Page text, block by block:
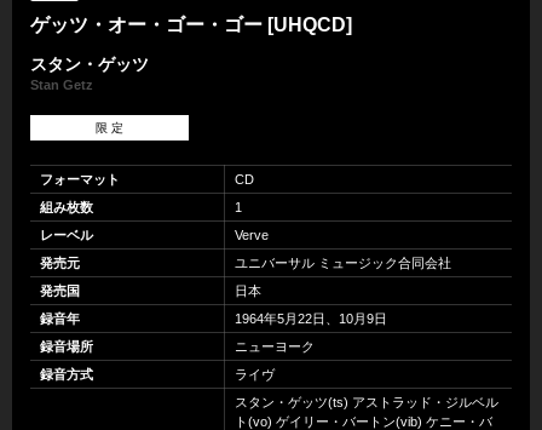
ゲッツ・オー・ゴー・ゴー [UHQCD]
スタン・ゲッツ
Stan Getz
限 定
フォーマット
CD
組み枚数
1
レーベル
Verve
発売元
ユニバーサル ミュージック合同会社
発売国
日本
録音年
1964年5月22日、10月9日
録音場所
ニューヨーク
録音方式
ライヴ
スタン・ゲッツ(ts) アストラッド・ジルベル
ト(vo) ゲイリー・バートン(vib) ケニー・バ